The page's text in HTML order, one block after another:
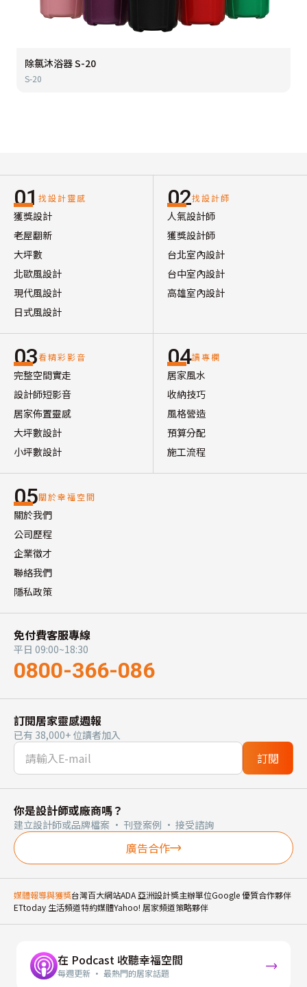
除氯沐浴器 S-20
S-20
01 找設計靈感
獲獎設計
老屋翻新
大坪數
北歐風設計
現代風設計
日式風設計
02找設計師
人氣設計師
獲獎設計師
台北室內設計
台中室內設計
高雄室內設計
03看精彩影音
完整空間實走
設計師短影音
居家佈置靈感
大坪數設計
小坪數設計
04讀專欄
居家風水
收納技巧
風格營造
預算分配
施工流程
05關於幸福空間
關於我們
公司歷程
企業徵才
聯絡我們
隱私政策
免付費客服專線
平日 09:00~18:30
0800-366-086
訂閱居家靈感週報
已有 38,000+ 位讀者加入
訂閱
你是設計師或廠商嗎？
建立設計師或品牌檔案 · 刊登案例 · 接受諮詢
廣告合作
媒體報導與獲獎台灣百大網站ADA 亞洲設計獎主辦單位Google 優質合作夥伴
ETtoday 生活頻道特約媒體Yahoo! 居家頻道策略夥伴
在 Podcast 收聽幸福空間
每週更新 · 最熱門的居家話題